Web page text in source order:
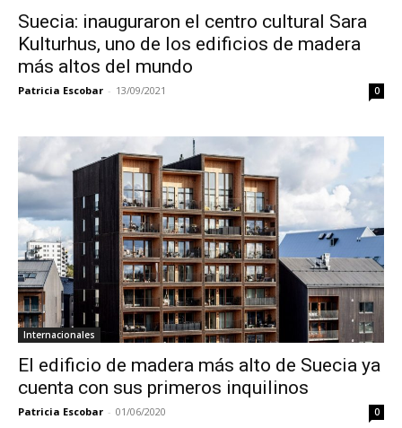
Suecia: inauguraron el centro cultural Sara
Kulturhus, uno de los edificios de madera
más altos del mundo
Patricia Escobar - 13/09/2021 0
Internacionales
El edificio de madera más alto de Suecia ya
cuenta con sus primeros inquilinos
Patricia Escobar - 01/06/2020 0